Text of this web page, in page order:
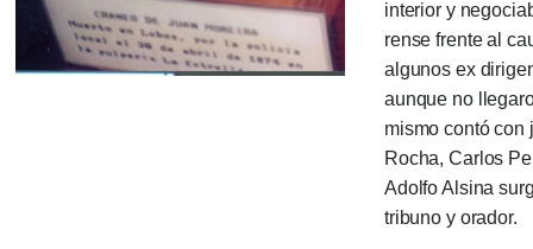
interior y
rense frente al
algunos ex
aunque no
mismo contó
Rocha, Carlos
Adol­fo Alsina
tribuno y orador.